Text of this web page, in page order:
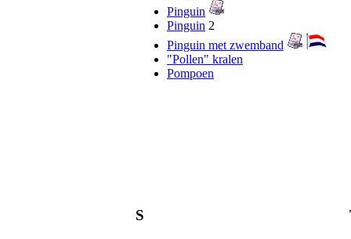
Pinguin
Pinguin 2
Pinguin met zwemband
"Pollen" kralen
Pompoen
S